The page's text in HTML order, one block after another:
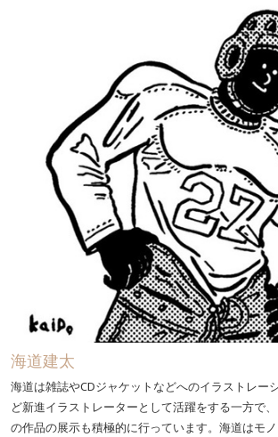
海道建太
海道は雑誌やCDジャケットなどへのイラストレー
ど新進イラストレーターとして活躍をする一方で
の作品の展示も積極的に行っています。海道はモ